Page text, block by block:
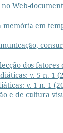
Web-
em
dos
v. 5 n. 1
v. 1 n. 1
e de cultura